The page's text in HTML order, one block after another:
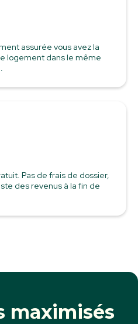
assurée vous avez la
logement dans le même
Pas de frais de dossier,
des revenus à la fin de
maximisés